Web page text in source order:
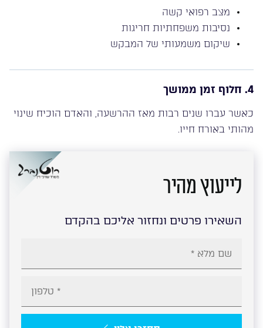
מצב רפואי קשה
נסיבות משפחתיות חריגות
שיקום משמעותי של המבקש
4. חלוף זמן ממושך
כאשר עברו שנים רבות מאז ההרשעה, והאדם הוכיח שינוי
מהותי באורח חייו.
לייעוץ מהיר
השאירו פרטים ונחזור אליכם בהקדם